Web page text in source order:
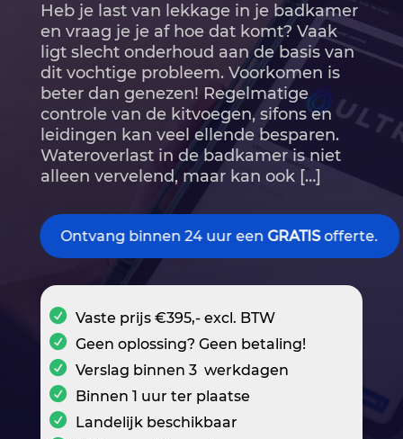
Heb je last van lekkage in je badkamer
en vraag je je af hoe dat komt? Vaak
ligt slecht onderhoud aan de basis van
dit vochtige probleem.​ Voorkomen is
beter dan genezen! Regelmatige
controle van de kitvoegen, sifons en
leidingen kan veel ellende besparen.​
Wateroverlast in de badkamer is niet
alleen vervelend, maar kan ook […]
Ontvang binnen 24 uur eenGRATISofferte.
Vaste prijs €395,- excl. BTW
Geen oplossing? Geen betaling!
Verslag binnen 3 werkdagen
Binnen 1 uur ter plaatse
Landelijk beschikbaar